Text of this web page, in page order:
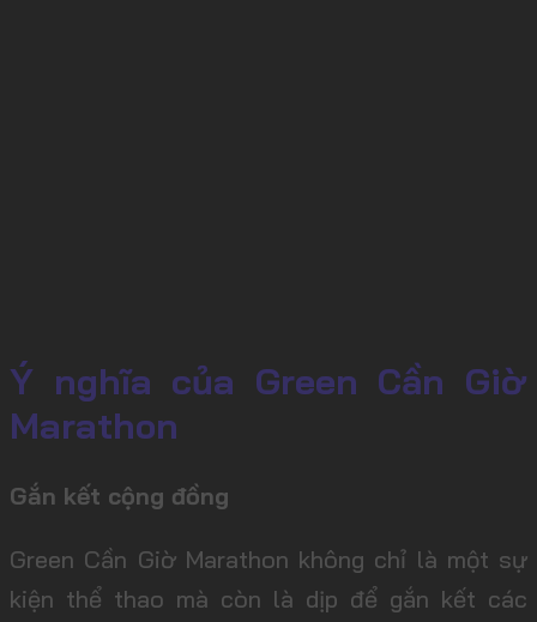
Ý nghĩa của Green Cần Giờ
Marathon
Gắn kết cộng đồng
Green Cần Giờ Marathon không chỉ là một sự
kiện thể thao mà còn là dịp để gắn kết các